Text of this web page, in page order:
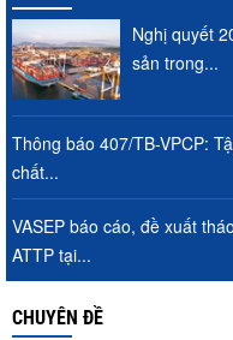
Nghị quyết
sản trong...
Thông báo 407/TB-VPCP:
chất...
VASEP báo cáo, đề xuất
ATTP tại...
CHUYÊN ĐỀ